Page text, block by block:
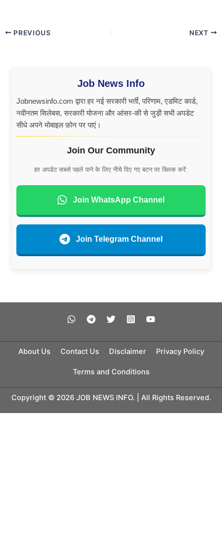
PREVIOUS NEXT
Job News Info
Jobnewsinfo.com द्वारा हर नई सरकारी भर्ती, परिणाम, एडमिट कार्ड,
नवीनतम सिलेबस, सरकारी योजना और आंसर-की से जुड़ी सभी अपडेट
सीधे अपने मोबाइल फ़ोन पर पाएं।
Join Our Community
हर अपडेट सबसे पहले पाने के लिए नीचे दिए गए बटन पर क्लिक करें:
Join WhatsApp Channel
Join Telegram Channel
About Us Contact Us Disclaimer Privacy Policy
Terms and Conditions
Copyright © 2026 JOB NEWS INFO. | All Rights Reserved.